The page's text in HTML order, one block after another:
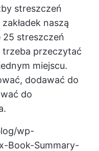
streszczeń
naszą
25 streszczeń
trzeba przeczytać
miejscu.
dodawać do
do
wp-
Book-Summary-